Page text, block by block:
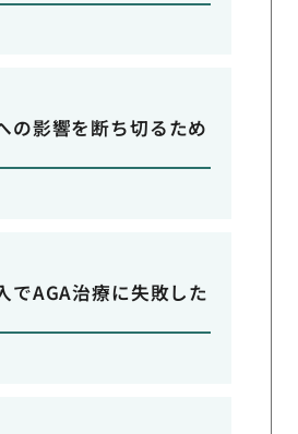
の影響を断ち切るため
でAGA治療に失敗した